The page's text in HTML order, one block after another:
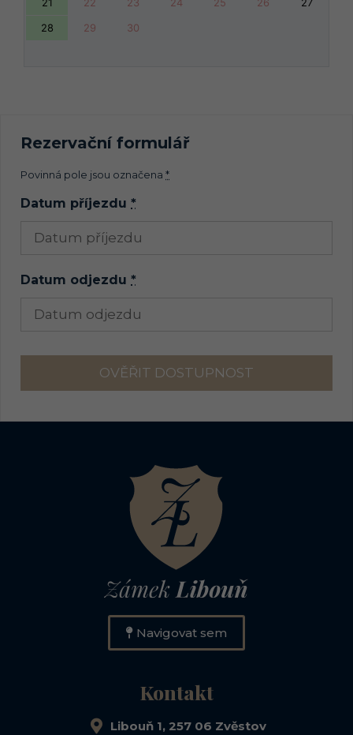
28
29 30
Rezervační formulář
Povinná pole jsou označena *
Datum příjezdu *
Datum odjezdu *
Navigovat sem
Kontakt
Libouň 1, 257 06 Zvěstov